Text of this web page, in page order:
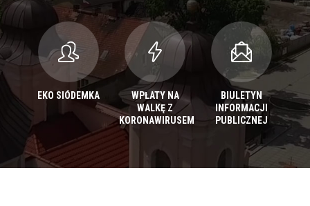
EKO SIÓDEMKA
WPŁATY NA
WALKĘ Z
KORONAWIRUSEM
BIULETYN
INFORMACJI
PUBLICZNEJ